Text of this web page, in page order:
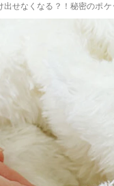
せなくなる？！秘密のポケ